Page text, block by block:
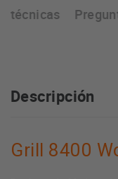
técnicas
Descripción
Grill 8400